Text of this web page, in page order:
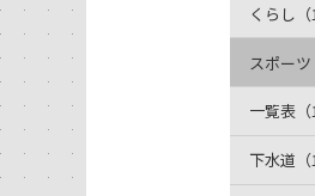
くらし（
スポーツ
一覧表（1
下水道（1